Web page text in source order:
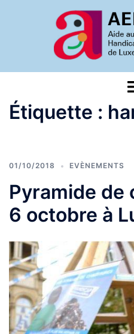
Étiquette :
01/10/2018 EVÈNEMENTS
Pyramide de
6 octobre à